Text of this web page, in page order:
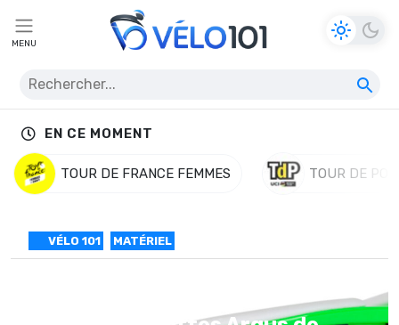
MENU
EN CE MOMENT
TOUR DE FRANCE FEMMES TOUR DE
VÉLO 101 MATÉRIEL